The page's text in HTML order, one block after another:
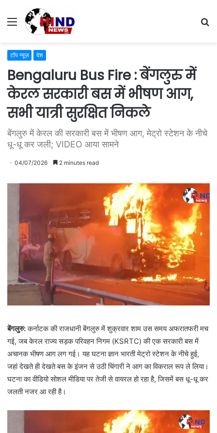
Menu
टॉप न्यूज़ देश
Bengaluru Bus Fire : बेंगलुरु में
केरल सरकारी बस में भीषण आग,
सभी यात्री सुरक्षित निकले
बेंगलुरु में केरल की सरकारी बस में भीषण आग, मेट्रो स्टेशन के नीचे
धू-धू कर जली; VIDEO आया सामने
04/07/2026 2 minutes read
बेंगलुरु:कर्नाटक की राजधानी बेंगलुरु में शुक्रवार शाम उस समय अफरातफरी मच
गई, जब केरल राज्य सड़क परिवहन निगम (KSRTC) की एक सरकारी बस में
अचानक भीषण आग लग गई। यह घटना ज्ञान भारती मेट्रो स्टेशन के नीचे हुई,
जहां देखते ही देखते बस के इंजन से उठी चिंगारी ने आग का विकराल रूप ले लिया।
घटना का वीडियो सोशल मीडिया पर तेजी से वायरल हो रहा है, जिसमें बस धू-धू कर
जलती नजर आ रही है।